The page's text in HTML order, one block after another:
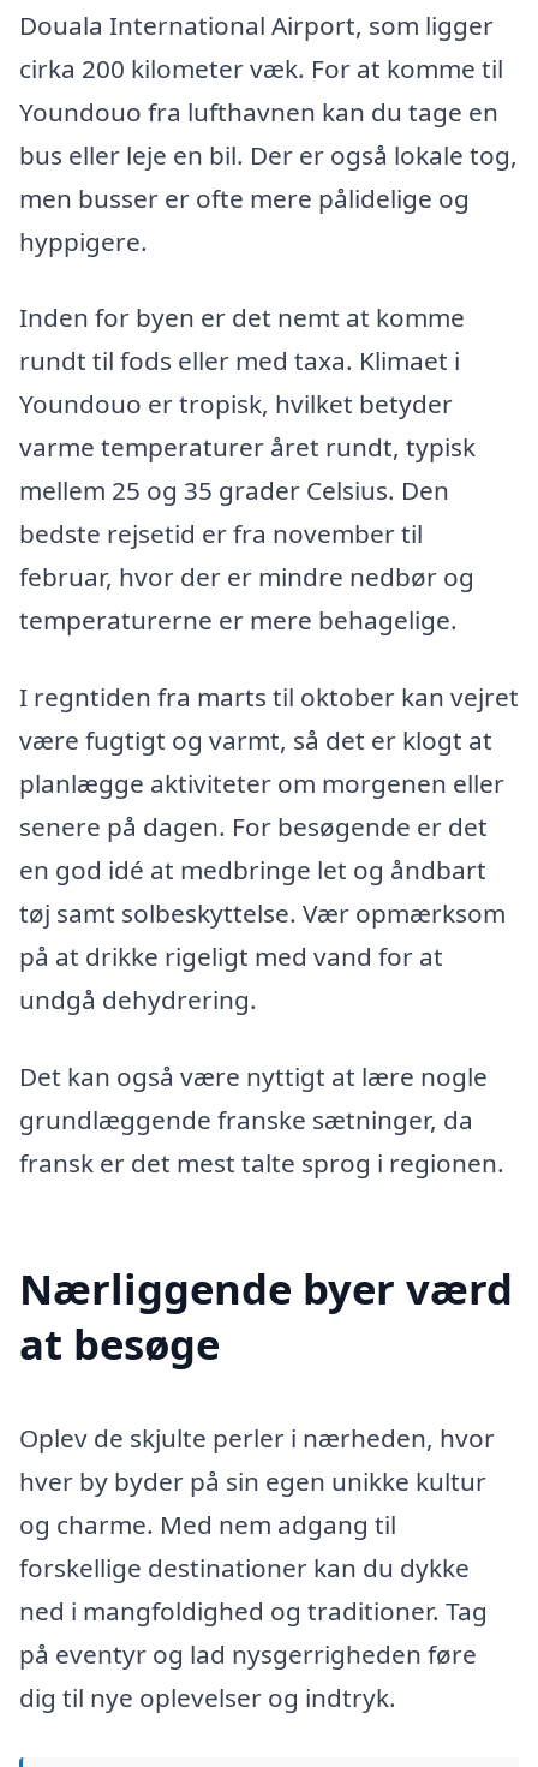
Douala International Airport, som ligger
cirka 200 kilometer væk. For at komme til
Youndouo fra lufthavnen kan du tage en
bus eller leje en bil. Der er også lokale tog,
men busser er ofte mere pålidelige og
hyppigere.
Inden for byen er det nemt at komme
rundt til fods eller med taxa. Klimaet i
Youndouo er tropisk, hvilket betyder
varme temperaturer året rundt, typisk
mellem 25 og 35 grader Celsius. Den
bedste rejsetid er fra november til
februar, hvor der er mindre nedbør og
temperaturerne er mere behagelige.
I regntiden fra marts til oktober kan vejret
være fugtigt og varmt, så det er klogt at
planlægge aktiviteter om morgenen eller
senere på dagen. For besøgende er det
en god idé at medbringe let og åndbart
tøj samt solbeskyttelse. Vær opmærksom
på at drikke rigeligt med vand for at
undgå dehydrering.
Det kan også være nyttigt at lære nogle
grundlæggende franske sætninger, da
fransk er det mest talte sprog i regionen.
Nærliggende byer værd
at besøge
Oplev de skjulte perler i nærheden, hvor
hver by byder på sin egen unikke kultur
og charme. Med nem adgang til
forskellige destinationer kan du dykke
ned i mangfoldighed og traditioner. Tag
på eventyr og lad nysgerrigheden føre
dig til nye oplevelser og indtryk.